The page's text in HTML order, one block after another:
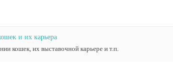
и их карьера
кошек, их выставочной карьере и т.п.